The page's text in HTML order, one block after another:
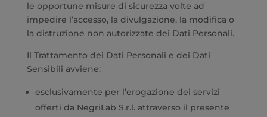
le opportune misure di sicurezza volte ad
impedire l’accesso, la divulgazione, la modifica o
la distruzione non autorizzate dei Dati Personali.
Il Trattamento dei Dati Personali e dei Dati
Sensibili avviene:
esclusivamente per l’erogazione dei servizi
offerti da NegriLab S.r.l. attraverso il presente